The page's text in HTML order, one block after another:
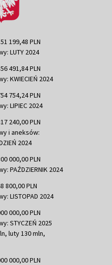
199,48 PLN
LUTY 2024
491,84 PLN
KWIECIEŃ 2024
754,24 PLN
LIPIEC 2024
240,00 PLN
i aneksów:
2024
000,00 PLN
PAŹDZIERNIK 2024
800,00 PLN
LISTOPAD 2024
000,00 PLN
STYCZEŃ 2025
luty 130 mln,
000,00 PLN